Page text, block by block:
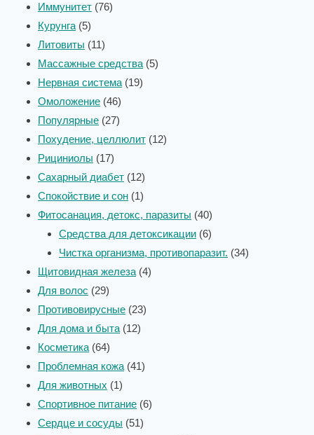
Иммунитет 76
Курунга 5
Литовиты
11
Массажные средства 5
Нервная система 19
Омоложение 46
Популярные 27
Похудение, целлюлит 12
Рициниолы
17
Сахарный диабет 12
Спокойствие и сон 1
Фитосанация, детокс, паразиты 40
Средства для детоксикации 6
Чистка организма, противопаразит. 34
Щитовидная железа 4
Для волос
29
Противовирусные 23
Для дома и быта 12
Косметика 64
Проблемная кожа 41
Для животных
1
Спортивное питание 6
Сердце и сосуды
51